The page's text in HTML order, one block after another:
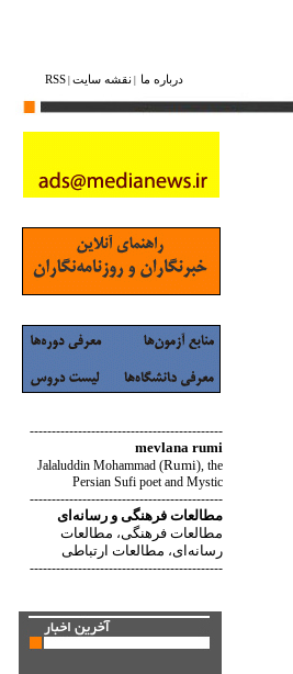
درباره ما نقشه ‌سایت RSS
--------------------------------------------
mevlana rumi
Jalaluddin Mohammad (Rumi), the
Persian Sufi poet and Mystic
--------------------------------------------
مطالعات فرهنگی و رسانه‌ای
مطالعات فرهنگی، مطالعات
رسانه‌ای، مطالعات ارتباطی
--------------------------------------------